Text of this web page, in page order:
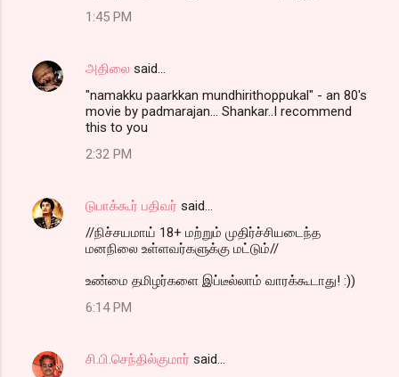
1:45 PM
அதிலை said…
"namakku paarkkan mundhirithoppukal" - an 80's
movie by padmarajan... Shankar..I recommend
this to you
2:32 PM
டுபாக்கூர் பதிவர் said…
//நிச்சயமாய் 18+ மற்றும் முதிர்ச்சியடைந்த
மனநிலை உள்ளவர்களுக்கு மட்டும்//
உண்மை தமிழர்களை இப்டீல்லாம் வாரக்கூடாது! :))
6:14 PM
சி.பி.செந்தில்குமார் said…